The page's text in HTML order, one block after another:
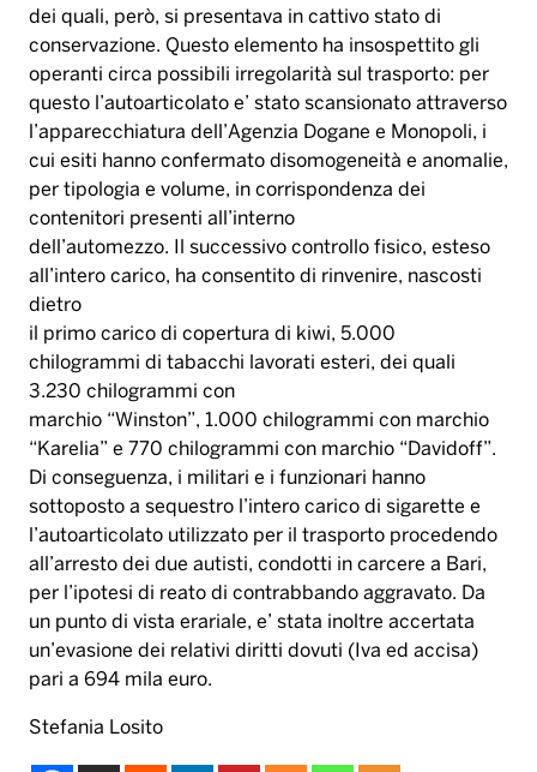
dei quali, però, si presentava in cattivo stato di
conservazione. Questo elemento ha insospettito gli
operanti circa possibili irregolarità sul trasporto: per
questo l’autoarticolato e’ stato scansionato attraverso
l’apparecchiatura dell’Agenzia Dogane e Monopoli, i
cui esiti hanno confermato disomogeneità e anomalie,
per tipologia e volume, in corrispondenza dei
contenitori presenti all’interno
dell’automezzo. Il successivo controllo fisico, esteso
all’intero carico, ha consentito di rinvenire, nascosti
dietro
il primo carico di copertura di kiwi, 5.000
chilogrammi di tabacchi lavorati esteri, dei quali
3.230 chilogrammi con
marchio “Winston”, 1.000 chilogrammi con marchio
“Karelia” e 770 chilogrammi con marchio “Davidoff”.
Di conseguenza, i militari e i funzionari hanno
sottoposto a sequestro l’intero carico di sigarette e
l’autoarticolato utilizzato per il trasporto procedendo
all’arresto dei due autisti, condotti in carcere a Bari,
per l’ipotesi di reato di contrabbando aggravato. Da
un punto di vista erariale, e’ stata inoltre accertata
un’evasione dei relativi diritti dovuti (Iva ed accisa)
pari a 694 mila euro.
Stefania Losito